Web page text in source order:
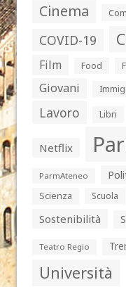
Cinema
COVID-19
Film Food
Giovani
Lavoro Libri
Netflix
ParmAteneo
Scienza
Scuola
Sostenibilità
Teatro Regio
Università